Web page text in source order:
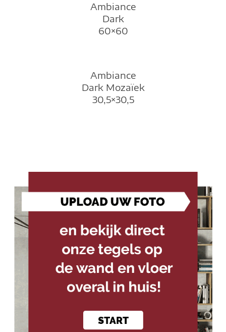
Ambiance
Dark
60×60
Ambiance
Dark Mozaïek
30,5×30,5